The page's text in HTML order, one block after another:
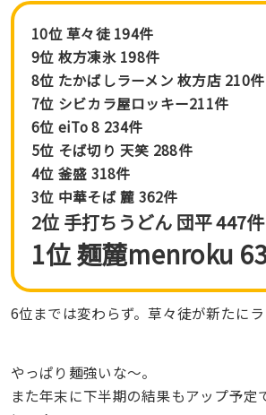
10位 草々徒 194件
9位 枚方凍氷 198件
8位 たかばしラーメン 枚方店 210件
7位 シビカラ屋ロッキー211件
6位 eiTo 8 234件
5位 そば切り 天笑 288件
4位 釜盛 318件
3位 中華そば 麓 362件
2位 手打ちうどん 団平 447件
1位 麺麓menroku
6位までは変わらず。草々徒が新たにラ
やっぱり麺強いな〜。
また年末に下半期の結果もアップ予定